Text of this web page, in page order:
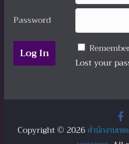
Password
Lost your
Copyright © 2026สำนักงานเ